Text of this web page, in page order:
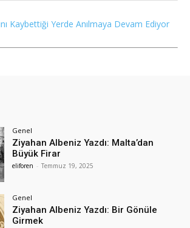
Kaybettiği Yerde Anılmaya Devam Ediyor
Genel
Ziyahan Albeniz Yazdı: Malta’dan
Büyük Firar
eliforen - Temmuz 19, 2025
Genel
Ziyahan Albeniz Yazdı: Bir Gönüle
Girmek